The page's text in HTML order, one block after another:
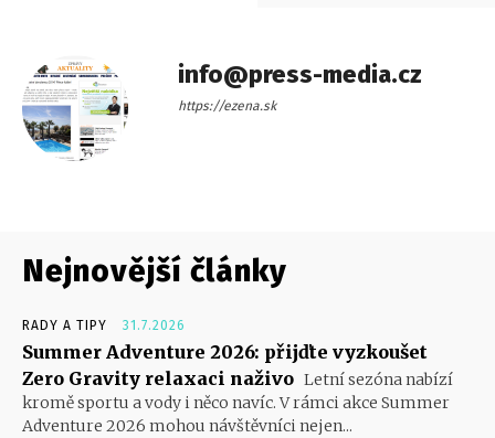
info@press-media.cz
https://ezena.sk
Nejnovější články
RADY A TIPY 31.7.2026
Summer Adventure 2026: přijďte vyzkoušet
Zero Gravity relaxaci naživo Letní sezóna nabízí
kromě sportu a vody i něco navíc. V rámci akce Summer
Adventure 2026 mohou návštěvníci nejen...